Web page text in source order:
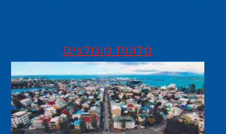
מלונות מומלצים